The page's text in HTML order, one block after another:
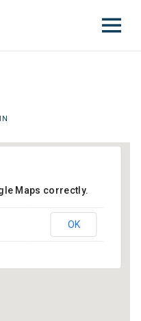
Maps correctly.
OK